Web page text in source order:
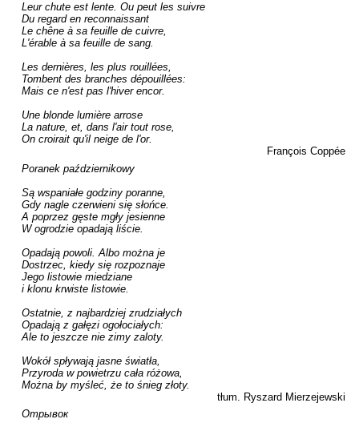
Leur chute est lente. Ou peut les suivre
Du regard en reconnaissant
Le chêne à sa feuille de cuivre,
L'érable à sa feuille de sang.
Les dernières, les plus rouillées,
Tombent des branches dépouillées:
Mais ce n'est pas l'hiver encor.
Une blonde lumière arrose
La nature, et, dans l'air tout rose,
On croirait qu'il neige de l'or.
François Coppée
Poranek październikowy
Są wspaniałe godziny poranne,
Gdy nagle czerwieni się słońce.
A poprzez gęste mgły jesienne
W ogrodzie opadają liście.
Opadają powoli. Albo można je
Dostrzec, kiedy się rozpoznaje
Jego listowie miedziane
i klonu krwiste listowie.
Ostatnie, z najbardziej zrudziałych
Opadają z gałęzi ogołociałych:
Ale to jeszcze nie zimy zaloty.
Wokół spływają jasne światła,
Przyroda w powietrzu cała różowa,
Można by myśleć, że to śnieg złoty.
tłum. Ryszard Mierzejewski
Отрывок